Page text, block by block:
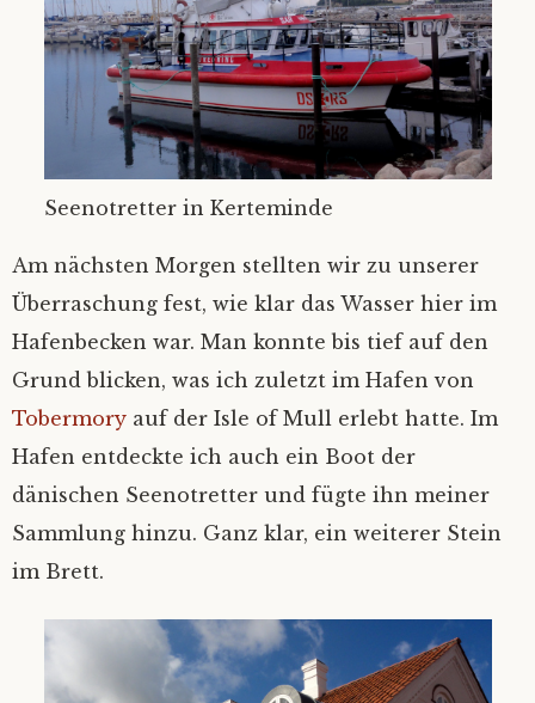
Seenotretter in Kerteminde
Am nächsten Morgen stellten wir zu unserer
Überraschung fest, wie klar das Wasser hier im
Hafenbecken war. Man konnte bis tief auf den
Grund blicken, was ich zuletzt im Hafen von
Tobermory auf der Isle of Mull erlebt hatte. Im
Hafen entdeckte ich auch ein Boot der
dänischen Seenotretter und fügte ihn meiner
Sammlung hinzu. Ganz klar, ein weiterer Stein
im Brett.